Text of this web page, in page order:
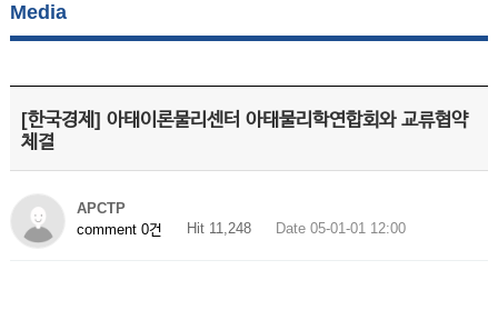
Media
[한국경제] 아태이론물리센터 아태물리학연합회와 교류협약
체결
APCTP
comment 0건
Hit 11,248 Date 05-01-01 12:00